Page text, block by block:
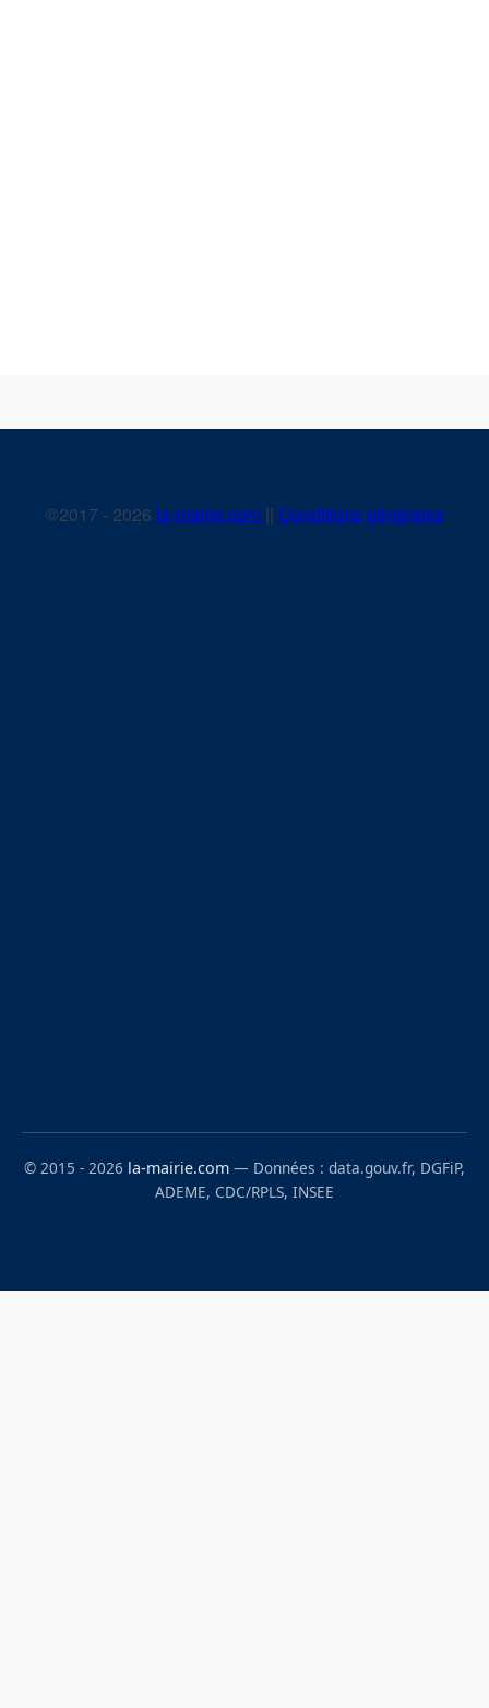
©2017 - 2026 la-mairie.com || Conditions générales
© 2015 - 2026 la-mairie.com — Données : data.gouv.fr, DGFiP,
ADEME, CDC/RPLS, INSEE